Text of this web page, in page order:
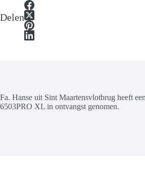
Delen
Fa. Hanse uit Sint Maartensvlotbrug heeft
6503PRO XL in ontvangst genomen.